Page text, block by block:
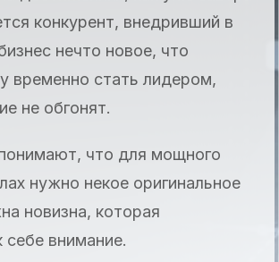
конкурент, внедривший в
нечто новое, что
временно стать лидером,
не обгонят.
что для мощного
нужно некое оригинальное
новизна, которая
себе внимание.